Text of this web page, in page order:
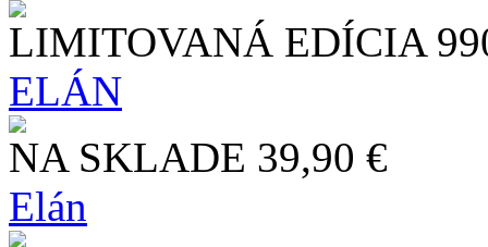
LIMITOVANÁ EDÍCIA
ELÁN
NA SKLADE 39,90 €
Elán